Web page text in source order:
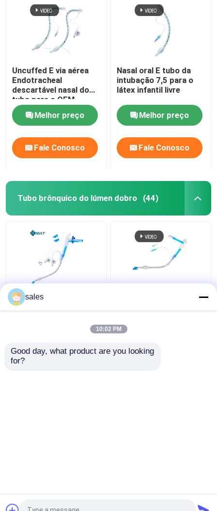
Uncuffed E via aérea
Endotracheal
descartável nasal do
tubo para o OEM
cirúrgico
Melhor preço
Fale Conosco
Nasal oral E tubo da
intubação 7,5 para o
látex infantil livre
Melhor preço
Fale Conosco
Tubo brônquico do lúmen dobro (44)
Cânula Cuffed lúmen da
traqueia do tubo do
Tracheostomy
sales
10:02 PM
Good day, what product are you looking
for?